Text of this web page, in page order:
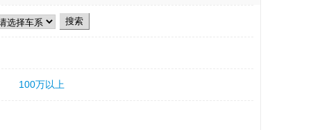
100万以上